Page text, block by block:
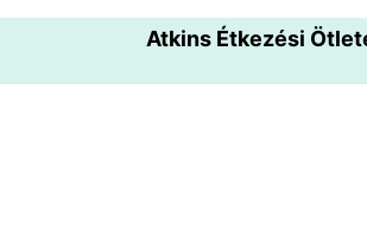
Egészségügyi Ágazat
Közegészségügy És Biztonság
Atkins Étkezési